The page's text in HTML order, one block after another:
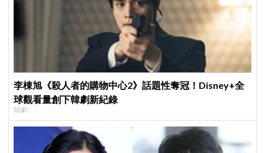
李棟旭《殺人者的購物中心2》話題性奪冠！Disney+全
球觀看量創下韓劇新紀錄
韓劇